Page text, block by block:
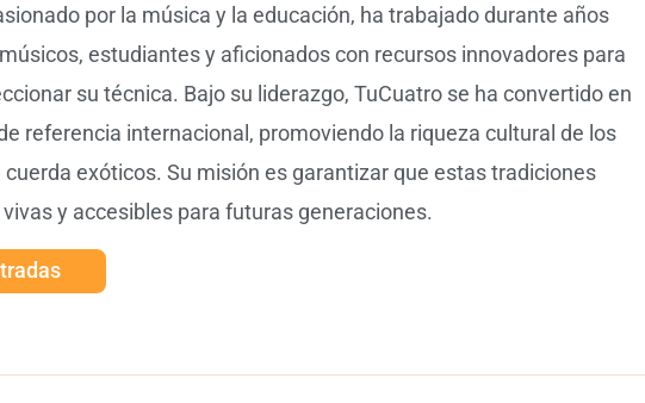
por la música y la educación, ha trabajado durante años
estudiantes y aficionados con recursos innovadores para
su técnica. Bajo su liderazgo, TuCuatro se ha convertido en
referencia internacional, promoviendo la riqueza cultural de los
exóticos. Su misión es garantizar que estas tradiciones
y accesibles para futuras generaciones.